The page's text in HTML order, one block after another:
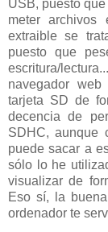
USB, puesto
meter
extraible se
puesto que
escritura/
navegador
tarjeta SD de
decencia de
SDHC, aunque
puede sacar a
sólo lo he
visualizar de
Eso sí, la
ordenador te